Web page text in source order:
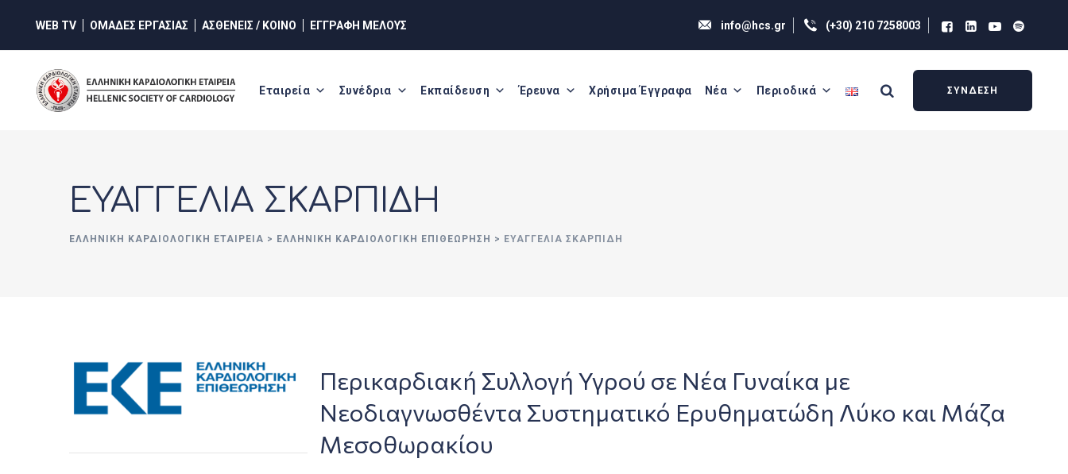
content
WEB TV ΟΜΑΔΕΣ ΕΡΓΑΣΙΑΣ ΑΣΘΕΝΕΙΣ / ΚΟΙΝΟ ΕΓΓΡΑΦΗ ΜΕΛΟΥΣ info@hcs.gr (+30) 210 7258003
Εταιρεία Συνέδρια Εκπαίδευση Έρευνα Χρήσιμα Έγγραφα Νέα Περιοδικά ΣΥΝΔΕΣΗ
ΕΥΑΓΓΕΛΙΑ ΣΚΑΡΠΙΔΗ
ΕΛΛΗΝΙΚΉ ΚΑΡΔΙΟΛΟΓΙΚΉ ΕΤΑΙΡΕΊΑ > ΕΛΛΗΝΙΚΗ ΚΑΡΔΙΟΛΟΓΙΚΗ ΕΠΙΘΕΩΡΗΣΗ > ΕΥΑΓΓΕΛΙΑ ΣΚΑΡΠΙΔΗ
Περικαρδιακή Συλλογή Υγρού σε Νέα Γυναίκα με
Νεοδιαγνωσθέντα Συστηματικό Ερυθηματώδη Λύκο και Μάζα
Μεσοθωρακίου